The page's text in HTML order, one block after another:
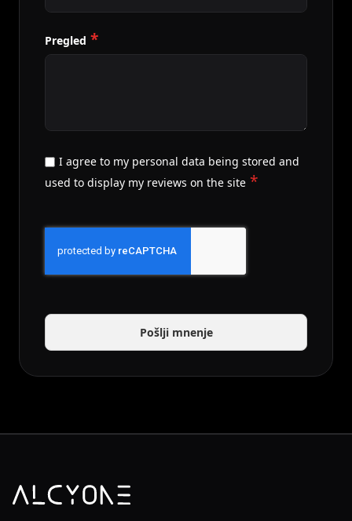
Pregled
I agree to my personal data being stored and
used to display my reviews on the site
Pošlji mnenje